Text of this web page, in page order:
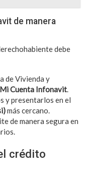
de manera
debe
de Vivienda y
Mi Cuenta Infonavit.
y presentarlos en el
más cercano.
de manera segura en
crédito